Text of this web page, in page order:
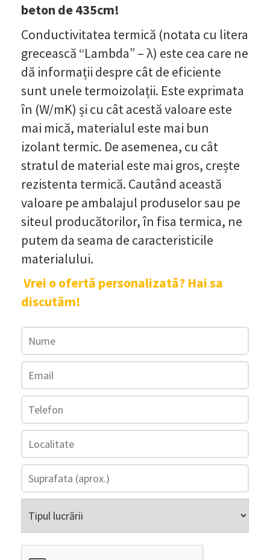
beton de 435cm!
Conductivitatea termică (notata cu litera
grecească “Lambda” – λ) este cea care ne
dă informații despre cât de eficiente
sunt unele termoizolații. Este exprimata
în (W/mK) și cu cât acestă valoare este
mai mică, materialul este mai bun
izolant termic. De asemenea, cu cât
stratul de material este mai gros, crește
rezistenta termică. Cautând această
valoare pe ambalajul produselor sau pe
siteul producătorilor, în fisa termica, ne
putem da seama de caracteristicile
materialului.
Vrei o ofertă personalizată? Hai sa
discutăm!